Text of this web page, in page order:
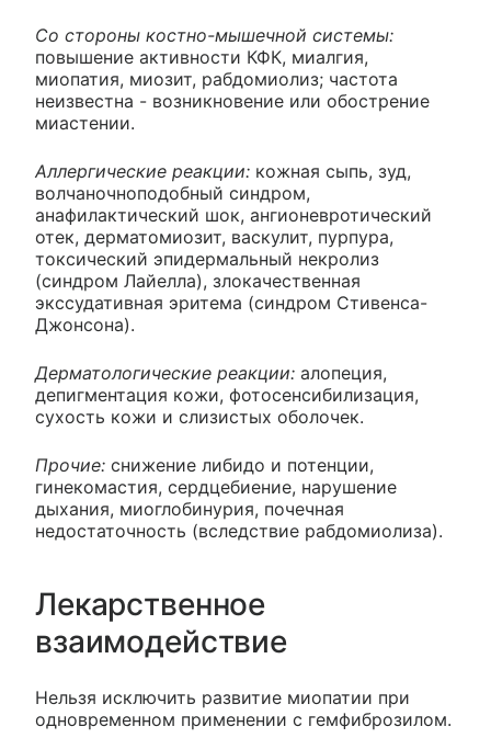
Со стороны костно-мышечной системы:
повышение активности КФК, миалгия,
миопатия, миозит, рабдомиолиз; частота
неизвестна - возникновение или обострение
миастении.
Аллергические реакции: кожная сыпь, зуд,
волчаночноподобный синдром,
анафилактический шок, ангионевротический
отек, дерматомиозит, васкулит, пурпура,
токсический эпидермальный некролиз
(синдром Лайелла), злокачественная
экссудативная эритема (синдром Стивенса-
Джонсона).
Дерматологические реакции: алопеция,
депигментация кожи, фотосенсибилизация,
сухость кожи и слизистых оболочек.
Прочие: снижение либидо и потенции,
гинекомастия, сердцебиение, нарушение
дыхания, миоглобинурия, почечная
недостаточность (вследствие рабдомиолиза).
Лекарственное
взаимодействие
Нельзя исключить развитие миопатии при
одновременном применении с гемфиброзилом.